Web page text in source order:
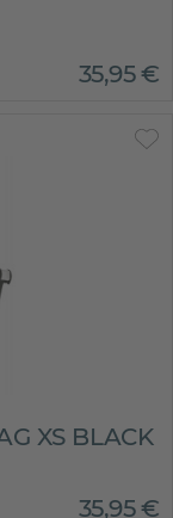
35,95€
XS BLACK
35,95€